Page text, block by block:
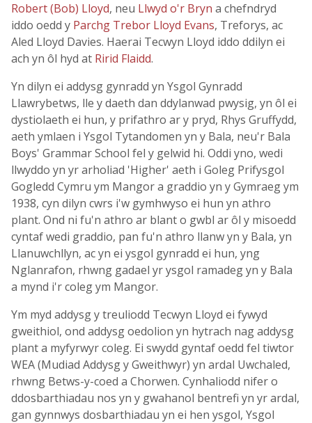
Robert (Bob) Lloyd, neu Llwyd o'r Bryn a chefndryd
iddo oedd y Parchg Trebor Lloyd Evans, Treforys, ac
Aled Lloyd Davies. Haerai Tecwyn Lloyd iddo ddilyn ei
ach yn ôl hyd at Ririd Flaidd.
Yn dilyn ei addysg gynradd yn Ysgol Gynradd
Llawrybetws, lle y daeth dan ddylanwad pwysig, yn ôl ei
dystiolaeth ei hun, y prifathro ar y pryd, Rhys Gruffydd,
aeth ymlaen i Ysgol Tytandomen yn y Bala, neu'r Bala
Boys' Grammar School fel y gelwid hi. Oddi yno, wedi
llwyddo yn yr arholiad 'Higher' aeth i Goleg Prifysgol
Gogledd Cymru ym Mangor a graddio yn y Gymraeg ym
1938, cyn dilyn cwrs i'w gymhwyso ei hun yn athro
plant. Ond ni fu'n athro ar blant o gwbl ar ôl y misoedd
cyntaf wedi graddio, pan fu'n athro llanw yn y Bala, yn
Llanuwchllyn, ac yn ei ysgol gynradd ei hun, yng
Nglanrafon, rhwng gadael yr ysgol ramadeg yn y Bala
a mynd i'r coleg ym Mangor.
Ym myd addysg y treuliodd Tecwyn Lloyd ei fywyd
gweithiol, ond addysg oedolion yn hytrach nag addysg
plant a myfyrwyr coleg. Ei swydd gyntaf oedd fel tiwtor
WEA (Mudiad Addysg y Gweithwyr) yn ardal Uwchaled,
rhwng Betws-y-coed a Chorwen. Cynhaliodd nifer o
ddosbarthiadau nos yn y gwahanol bentrefi yn yr ardal,
gan gynnwys dosbarthiadau yn ei hen ysgol, Ysgol